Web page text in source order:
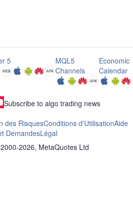
5
MQL5
Channels
Economic
Calendar
Subscribe to algo trading news
des RisquesConditions d'UtilisationAide
DemandesLégal
2026, MetaQuotes Ltd